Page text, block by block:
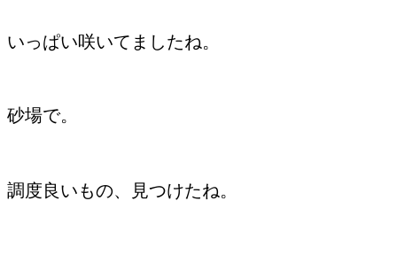
いっぱい咲いてましたね。
砂場で。
調度良いもの、見つけたね。